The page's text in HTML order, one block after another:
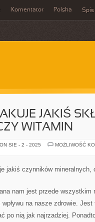
Komentator Polska Spis
JAKIŚ
WITAMIN
SIE - 2 - 2025
MOŻLIWOŚĆ
jakiś czynników mineralnych,
nam jest przede wszystkim
na nasze zdrowie.
po nią jak najrzadziej.